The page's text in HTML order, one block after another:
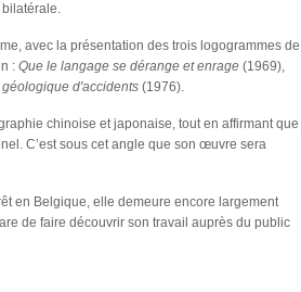
avec la présentation des trois logogrammes de
: Que le langage se dérange et enrage (1969),
d'accidents (1976).
chinoise et japonaise, tout en affirmant que
C’est sous cet angle que son œuvre sera
en Belgique, elle demeure encore largement
de faire découvrir son travail auprès du public